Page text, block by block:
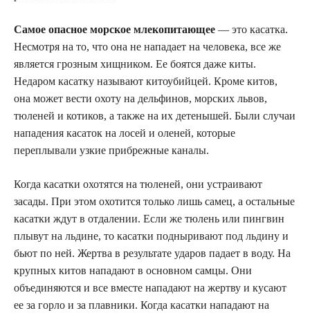
Самое опасное морское млекопитающее — это касатка.
Несмотря на то, что она не нападает на человека, все же
является грозным хищником. Ее боятся даже киты.
Недаром касатку называют китоубийцей. Кроме китов,
она может вести охоту на дельфинов, морских львов,
тюленей и котиков, а также на их детенышей. Были случаи
нападения касаток на лосей и оленей, которые
переплывали узкие прибрежные каналы.
Когда касатки охотятся на тюленей, они устраивают
засады. При этом охотится только лишь самец, а остальные
касатки ждут в отдалении. Если же тюлень или пингвин
плывут на льдине, то касатки подныривают под льдину и
бьют по ней. Жертва в результате ударов падает в воду. На
крупных китов нападают в основном самцы. Они
объединяются и все вместе нападают на жертву и кусают
ее за горло и за плавники. Когда касатки нападают на